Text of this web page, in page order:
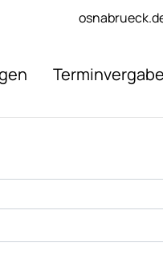
Terminvergabe